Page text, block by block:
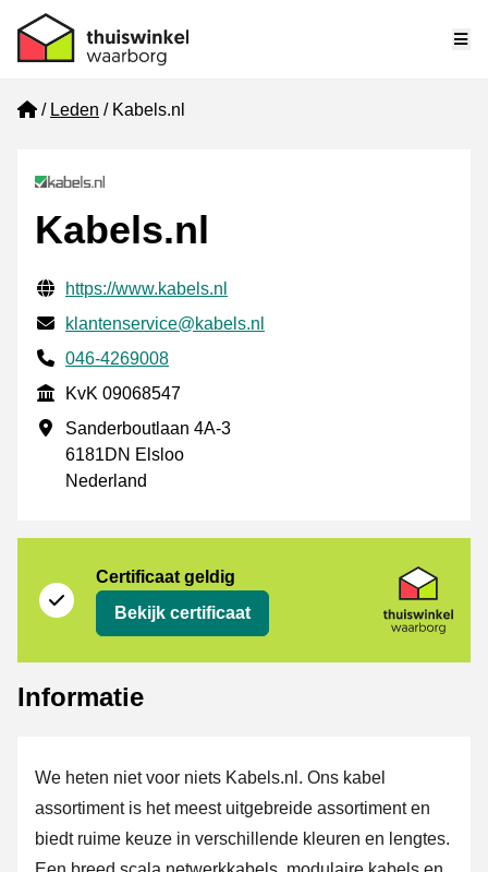
Home
Leden Kabels.nl
Kabels.nl
Gecontroleerde contactgegevens
Website URL
https://www.kabels.nl
E-mail
klantenservice@kabels.nl
Telefoonnummer
046-4269008
KvK
KvK 09068547
Vestigingsadres
Sanderboutlaan 4A-3
6181DN Elsloo
Nederland
Certificaat geldig
Bekijk certificaat
Informatie
We heten niet voor niets Kabels.nl. Ons kabel
assortiment is het meest uitgebreide assortiment en
biedt ruime keuze in verschillende kleuren en lengtes.